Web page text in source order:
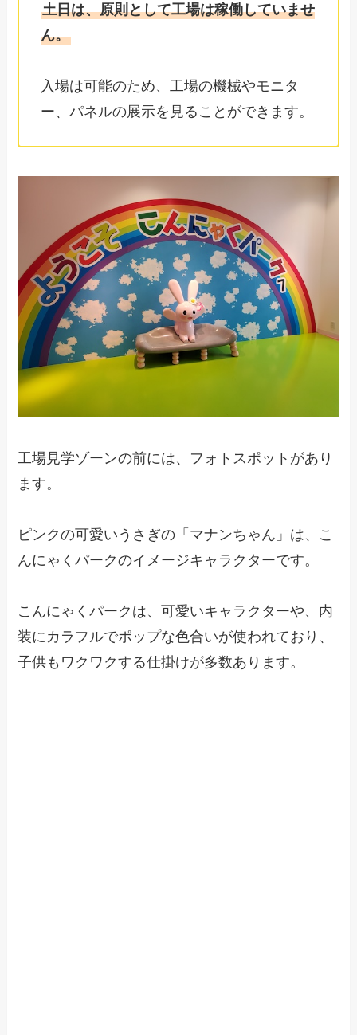
土日は、原則として工場は稼働していませ
ん。
入場は可能のため、工場の機械やモニタ
ー、パネルの展示を見ることができます。
工場見学ゾーンの前には、フォトスポットがあり
ます。
ピンクの可愛いうさぎの「マナンちゃん」は、こ
んにゃくパークのイメージキャラクターです。
こんにゃくパークは、可愛いキャラクターや、内
装にカラフルでポップな色合いが使われており、
子供もワクワクする仕掛けが多数あります。